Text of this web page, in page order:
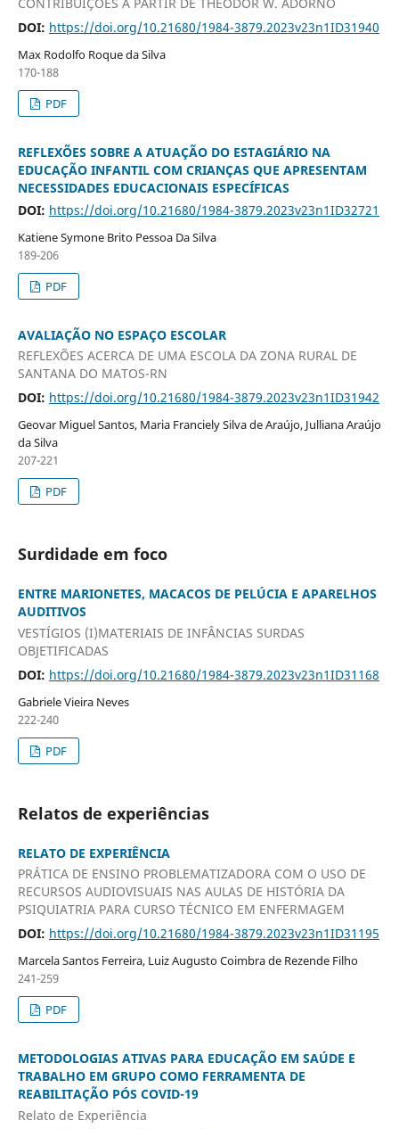
DOI: https://doi.org/10.21680/1984-3879.2023v23n1ID31940
Max Rodolfo Roque da Silva
170-188
PDF
REFLEXÕES SOBRE A ATUAÇÃO DO ESTAGIÁRIO NA
EDUCAÇÃO INFANTIL COM CRIANÇAS QUE APRESENTAM
NECESSIDADES EDUCACIONAIS ESPECÍFICAS
DOI: https://doi.org/10.21680/1984-3879.2023v23n1ID32721
Katiene Symone Brito Pessoa Da Silva
189-206
PDF
AVALIAÇÃO NO ESPAÇO ESCOLAR
REFLEXÕES ACERCA DE UMA ESCOLA DA ZONA RURAL DE
SANTANA DO MATOS-RN
DOI: https://doi.org/10.21680/1984-3879.2023v23n1ID31942
Geovar Miguel Santos, Maria Franciely Silva de Araújo, Julliana Araújo
da Silva
207-221
PDF
Surdidade em foco
ENTRE MARIONETES, MACACOS DE PELÚCIA E APARELHOS
AUDITIVOS
VESTÍGIOS (I)MATERIAIS DE INFÂNCIAS SURDAS
OBJETIFICADAS
DOI: https://doi.org/10.21680/1984-3879.2023v23n1ID31168
Gabriele Vieira Neves
222-240
PDF
Relatos de experiências
RELATO DE EXPERIÊNCIA
PRÁTICA DE ENSINO PROBLEMATIZADORA COM O USO DE
RECURSOS AUDIOVISUAIS NAS AULAS DE HISTÓRIA DA
PSIQUIATRIA PARA CURSO TÉCNICO EM ENFERMAGEM
DOI: https://doi.org/10.21680/1984-3879.2023v23n1ID31195
Marcela Santos Ferreira, Luiz Augusto Coimbra de Rezende Filho
241-259
PDF
METODOLOGIAS ATIVAS PARA EDUCAÇÃO EM SAÚDE E
TRABALHO EM GRUPO COMO FERRAMENTA DE
REABILITAÇÃO PÓS COVID-19
Relato de Experiência